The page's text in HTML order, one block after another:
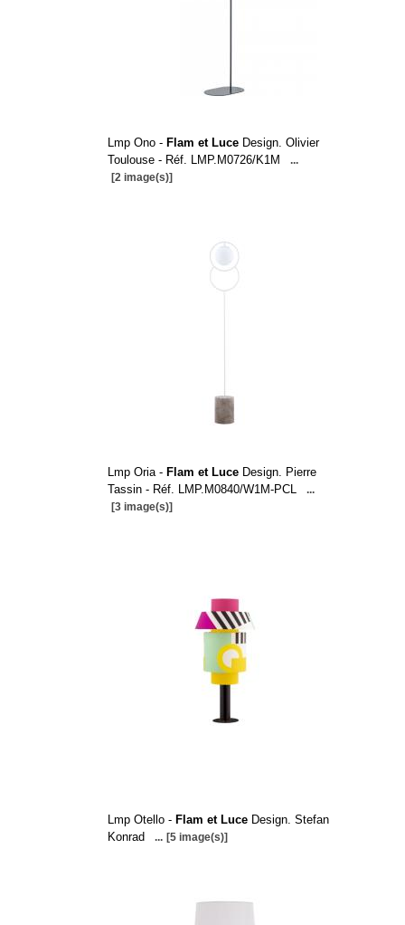
Lmp Ono - Flam et LuceDesign. Olivier
Toulouse - Réf. LMP.M0726/K1M
...
[2 image(s)]
Lmp Oria - Flam et LuceDesign. Pierre
Tassin - Réf. LMP.M0840/W1M-PCL
...
[3 image(s)]
Lmp Otello - Flam et LuceDesign. Stefan
Konrad
... [5 image(s)]